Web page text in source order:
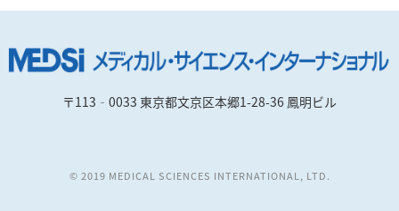
〒113‐0033 東京都文京区本郷1-28-36 鳳明ビル
© 2019 MEDICAL SCIENCES INTERNATIONAL, LTD.